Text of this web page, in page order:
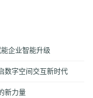
企业智能升级
数字空间交互新时代
新力量